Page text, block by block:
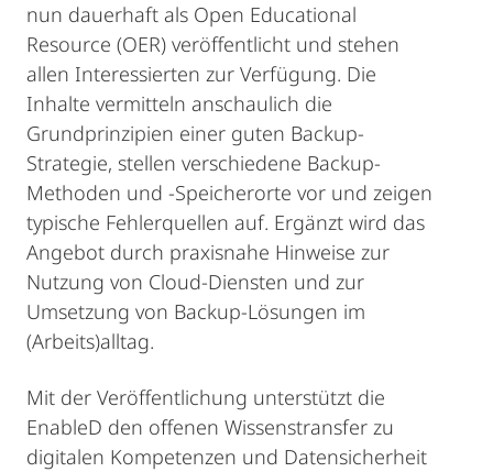
nun dauerhaft als Open Educational
Resource (OER) veröffentlicht und stehen
allen Interessierten zur Verfügung. Die
Inhalte vermitteln anschaulich die
Grundprinzipien einer guten Backup-
Strategie, stellen verschiedene Backup-
Methoden und -Speicherorte vor und zeigen
typische Fehlerquellen auf. Ergänzt wird das
Angebot durch praxisnahe Hinweise zur
Nutzung von Cloud-Diensten und zur
Umsetzung von Backup-Lösungen im
(Arbeits)alltag.
Mit der Veröffentlichung unterstützt die
EnableD den offenen Wissenstransfer zu
digitalen Kompetenzen und Datensicherheit